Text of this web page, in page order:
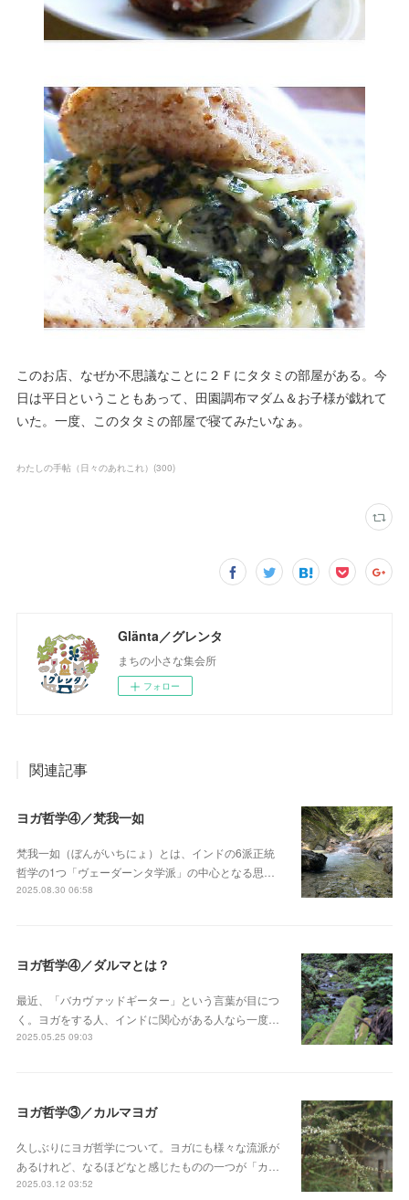
このお店、なぜか不思議なことに２Ｆにタタミの部屋がある。今
日は平日ということもあって、田園調布マダム＆お子様が戯れて
いた。一度、このタタミの部屋で寝てみたいなぁ。
わたしの手帖（日々のあれこれ） (300)
Glänta／グレンタ
まちの小さな集会所
フォロー
関連記事
ヨガ哲学④／梵我一如
梵我一如（ぼんがいちにょ）とは、インドの6派正統
哲学の1つ「ヴェーダーンタ学派」の中心となる思…
2025.08.30 06:58
ヨガ哲学④／ダルマとは？
最近、「バカヴァッドギーター」という言葉が目につ
く。ヨガをする人、インドに関心がある人なら一度…
2025.05.25 09:03
ヨガ哲学③／カルマヨガ
久しぶりにヨガ哲学について。ヨガにも様々な流派が
あるけれど、なるほどなと感じたものの一つが「カ…
2025.03.12 03:52